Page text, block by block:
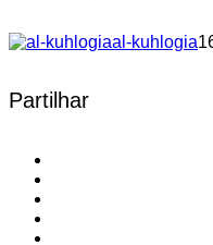
al-kuhlogia
Partilhar